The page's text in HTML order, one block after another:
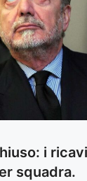
i
squadra.